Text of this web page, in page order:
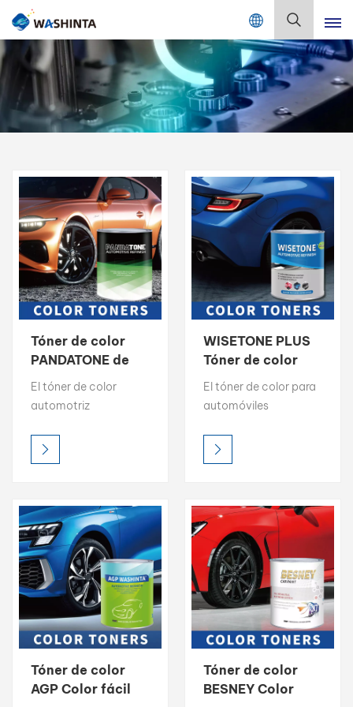
Mix Color Online
English
Français
Русский
Español
Português
日本語
한국어
بالعربية
Tóner de color
PANDATONE de
bajo contenido
de COV resistente
capa base 1K
El tóner de color
automotriz
VOC ofrece alto brillo,
una croma intensa y
convierte en la opción
ideal para la
igualación de color
profesional. Diseñado
para una fácil mezcla
y resultados
consistentes, cada
tóner está formulado
para una
compatibilidad
WISETONE PLUS
Tóner de color
profesional Capa
base 1K Capa
El tóner de color para
automóviles
ofrece un alto brillo,
una croma intensa y
convierte en la opción
ideal para la
igualación de color
profesional. Diseñado
para una fácil mezcla
y resultados
uniformes, cada tóner
está formulado para
una compatibilidad
óptima en los
Tóner de color
AGP Color fácil
Tóner de color
BESNEY Color